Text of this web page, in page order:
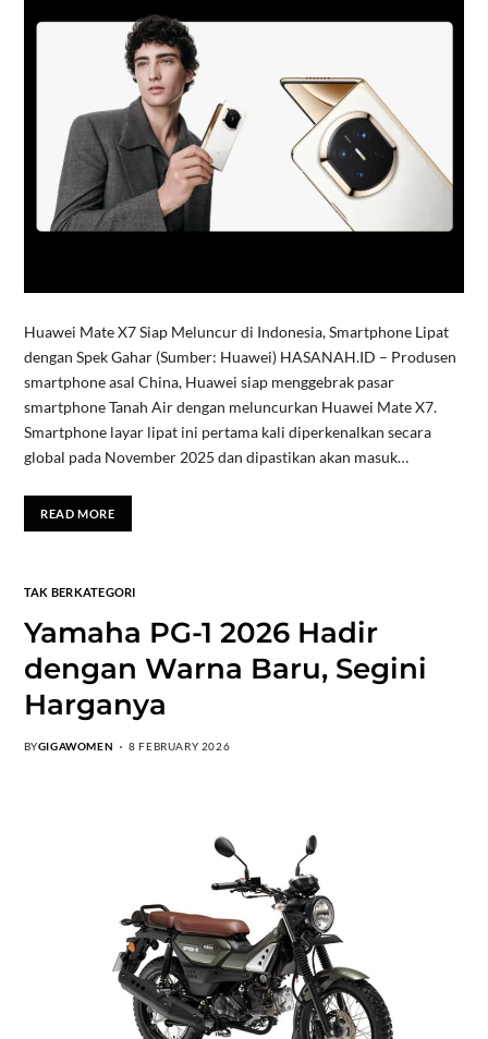
Huawei Mate X7 Siap Meluncur di Indonesia, Smartphone Lipat
dengan Spek Gahar (Sumber: Huawei) HASANAH.ID – Produsen
smartphone asal China, Huawei siap menggebrak pasar
smartphone Tanah Air dengan meluncurkan Huawei Mate X7.
Smartphone layar lipat ini pertama kali diperkenalkan secara
global pada November 2025 dan dipastikan akan masuk…
READ MORE
TAK BERKATEGORI
Yamaha PG-1 2026 Hadir
dengan Warna Baru, Segini
Harganya
BYGIGAWOMEN 8 FEBRUARY 2026